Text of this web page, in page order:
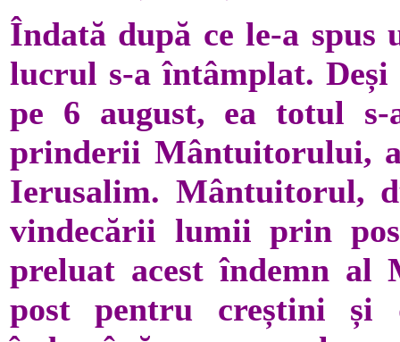
Îndată după ce le-a spus
lucrul s-a întâmplat.
pe 6 august, ea totul
prinderii Mântuitorului,
Ierusalim. Mântuitorul,
vindecării lumii prin
preluat acest îndemn al
post pentru creștini și